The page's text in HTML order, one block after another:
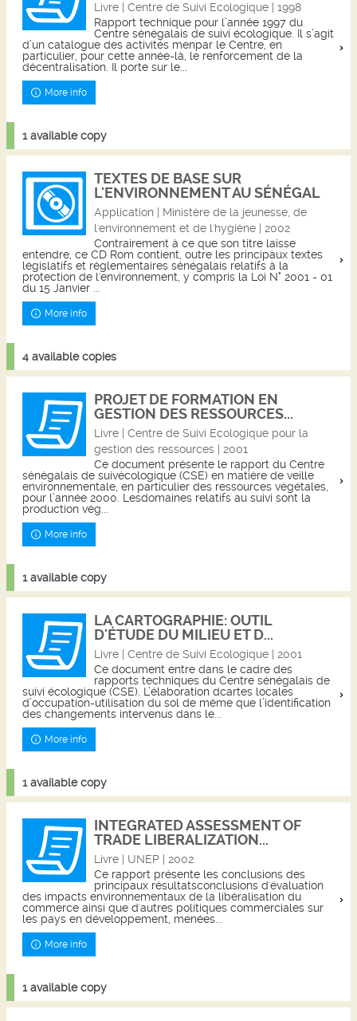
Livre | Centre de Suivi Ecologique | 1998
Rapport technique pour l’année 1997 du
Centre sénégalais de suivi écologique. Il s’agit
d’un catalogue des activités menpar le Centre, en
particulier, pour cette année-là, le renforcement de la
décentralisation. Il porte sur le...
More info
1 available copy
TEXTES DE BASE SUR
L'ENVIRONNEMENT AU SÉNÉGAL
Application | Ministère de la jeunesse, de
l'environnement et de l'hygiène | 2002
Contrairement à ce que son titre laisse
entendre, ce CD Rom contient, outre les principaux textes
législatifs et réglementaires sénégalais relatifs à la
protection de l'environnement, y compris la Loi N° 2001 - 01
du 15 Janvier ...
More info
4 available copies
PROJET DE FORMATION EN
GESTION DES RESSOURCES...
Livre | Centre de Suivi Ecologique pour la
gestion des ressources | 2001
Ce document présente le rapport du Centre
sénégalais de suivécologique (CSE) en matière de veille
environnementale, en particulier des ressources végétales,
pour l’année 2000. Lesdomaines relatifs au suivi sont la
production vég...
More info
1 available copy
LA CARTOGRAPHIE: OUTIL
D'ÉTUDE DU MILIEU ET D...
Livre | Centre de Suivi Ecologique | 2001
Ce document entre dans le cadre des
rapports techniques du Centre sénégalais de
suivi écologique (CSE). L’élaboration dcartes locales
d’occupation-utilisation du sol de même que l’identification
des changements intervenus dans le...
More info
1 available copy
INTEGRATED ASSESSMENT OF
TRADE LIBERALIZATION...
Livre | UNEP | 2002
Ce rapport présente les conclusions des
principaux résultatsconclusions d'évaluation
des impacts environnementaux de la libéralisation du
commerce ainsi que d'autres politiques commerciales sur
les pays en développement, menées...
More info
1 available copy